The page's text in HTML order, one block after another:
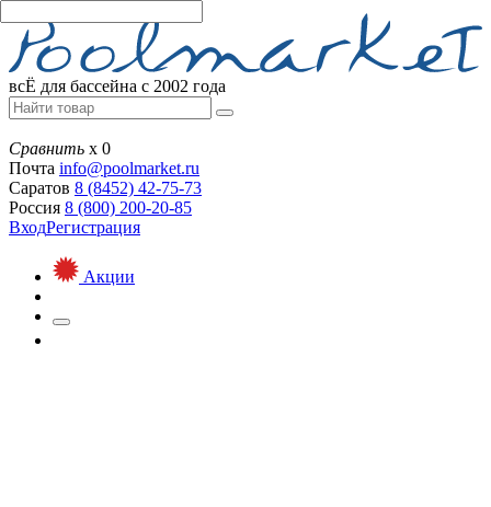
всЁ для бассейна с 2002 года
Сравнить х 0
Почта info@poolmarket.ru
Саратов 8 (8452) 42-75-73
Россия 8 (800) 200-20-85
ВходРегистрация
Акции